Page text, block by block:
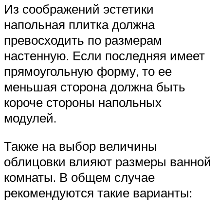
Из соображений эстетики
напольная плитка должна
превосходить по размерам
настенную. Если последняя имеет
прямоугольную форму, то ее
меньшая сторона должна быть
короче стороны напольных
модулей.
Также на выбор величины
облицовки влияют размеры ванной
комнаты. В общем случае
рекомендуются такие варианты: